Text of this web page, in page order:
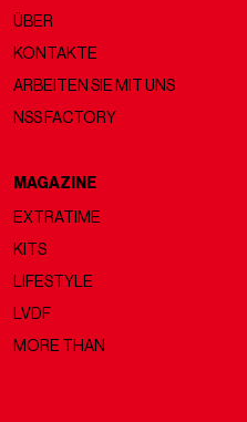
ÜBER
KONTAKTE
ARBEITEN SIE MIT UNS
NSS FACTORY
MAGAZINE
EXTRATIME
KITS
LIFESTYLE
LVDF
MORE THAN